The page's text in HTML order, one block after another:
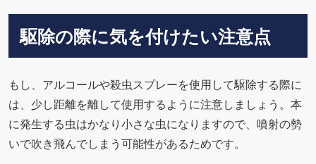
駆除の際に気を付けたい注意点
もし、アルコールや殺虫スプレーを使用して駆除する際に
は、少し距離を離して使用するように注意しましょう。本
に発生する虫はかなり小さな虫になりますので、噴射の勢
いで吹き飛んでしまう可能性があるためです。